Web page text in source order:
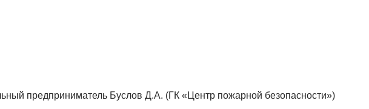
предприниматель Буслов Д.А. (ГК «Центр пожарной безопасности»)